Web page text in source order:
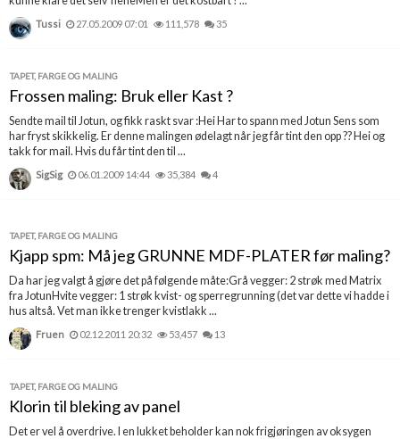
Tussi 27.05.2009 07:01 111,578 35
TAPET, FARGE OG MALING
Frossen maling: Bruk eller Kast ?
Sendte mail til Jotun, og fikk raskt svar :Hei Har to spann med Jotun Sens som
har fryst skikkelig. Er denne malingen ødelagt når jeg får tint den opp ?? Hei og
takk for mail. Hvis du får tint den til ...
SigSig 06.01.2009 14:44 35,384 4
TAPET, FARGE OG MALING
Kjapp spm: Må jeg GRUNNE MDF-PLATER før maling?
Da har jeg valgt å gjøre det på følgende måte:Grå vegger: 2 strøk med Matrix
fra JotunHvite vegger: 1 strøk kvist- og sperregrunning (det var dette vi hadde i
hus altså. Vet man ikke trenger kvistlakk ...
Fruen 02.12.2011 20:32 53,457 13
TAPET, FARGE OG MALING
Klorin til bleking av panel
Det er vel å overdrive. I en lukket beholder kan nok frigjøringen av oksygen